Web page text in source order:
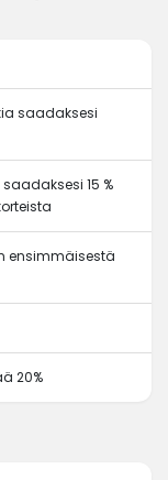
saadaksesi
saadaksesi 15 %
ensimmäisestä
20%